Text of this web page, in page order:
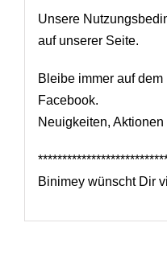
Unsere
auf unserer Seite.
Bleibe immer auf
Facebook.
Neuigkeiten,
Binimey wünscht Dir